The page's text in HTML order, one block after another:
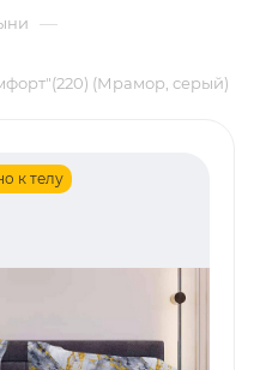
—
(Мрамор, серый)
к телу